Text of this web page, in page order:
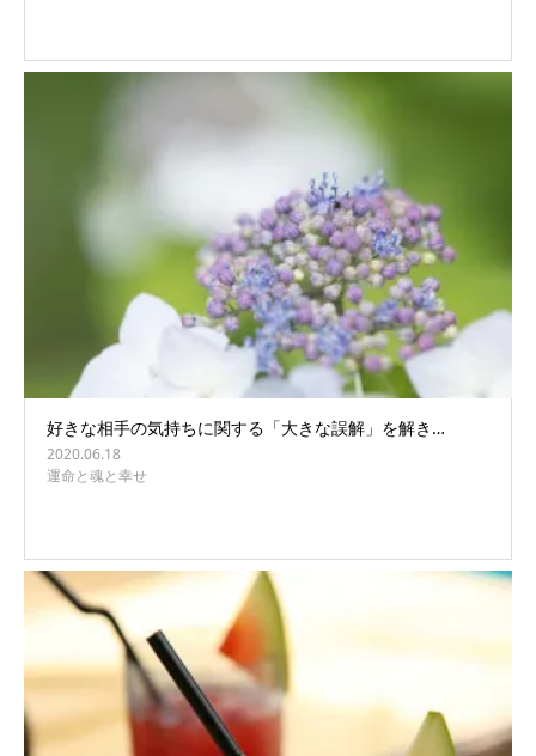
好きな相手の気持ちに関する「大きな誤解」を解き…
2020.06.18
運命と魂と幸せ